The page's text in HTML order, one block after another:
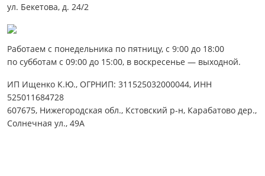
ул. Бекетова, д. 24/2
Работаем с понедельника по пятницу, с 9:00 до 18:00
по субботам с 09:00 до 15:00, в воскресенье — выходной.
ИП Ищенко К.Ю., ОГРНИП: 311525032000044, ИНН
525011684728
607675, Нижегородская обл., Кстовский р-н, Карабатово дер.,
Солнечная ул., 49А